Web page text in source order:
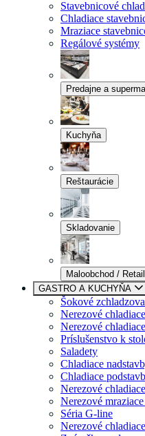
Stavebnicové
Chladiace
Mraziace
Regálové systémy
Predajne a
Kuchyňa
Reštaurácie
Skladovanie
Maloobchod / Retail
GASTRO A KUCHYŇA
Šokové
Nerezové
Nerezové
Príslušenstvo k
Saladety
Chladiace
Chladiace
Nerezové
Nerezové
Séria G-line
Nerezové